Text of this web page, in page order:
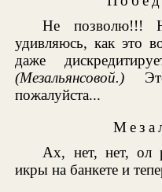
Не позволю!!!
удивляюсь, как это
даже
(Мезальянсовой.)
пожалуйста...
Ах, нет, нет, ол
икры на банкете и